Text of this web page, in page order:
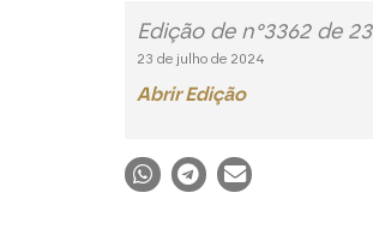
Edição de n°3362 de
23 de julho de 2024
Abrir Edição